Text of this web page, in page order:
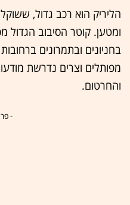
ומטען. קוטר הסיבוב הגדול
בחניונים ובתמרונים
מפותלים וצרים נדרשת
והחרטום.
-